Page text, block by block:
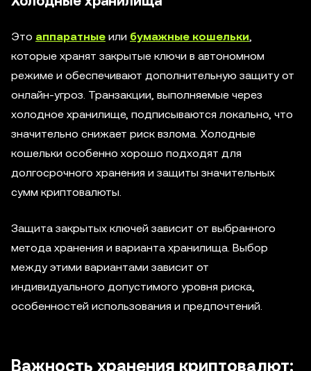
Это аппаратные или бумажные кошельки,
которые хранят закрытые ключи в автономном
режиме и обеспечивают дополнительную защиту от
онлайн-угроз. Транзакции, выполняемые через
холодное хранилище, подписываются локально, что
значительно снижает риск взлома. Холодные
кошельки особенно хорошо подходят для
долгосрочного хранения и защиты значительных
сумм криптовалюты.
Защита закрытых ключей зависит от выбранного
метода хранения и варианта хранилища. Выбор
между этими вариантами зависит от
индивидуального допустимого уровня риска,
особенностей использования и предпочтений.
Важность хранения криптовалют: